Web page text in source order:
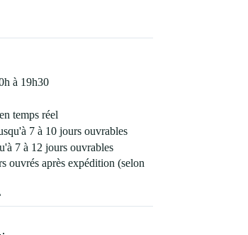
à 19h30
temps réel
7 à 10 jours ouvrables
7 à 12 jours ouvrables
ouvrés après expédition (selon